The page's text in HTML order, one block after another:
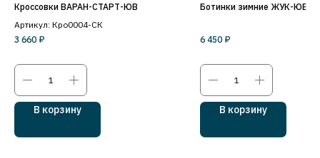
Кроссовки ВАРАН-СТАРТ-ЮВ
Артикул: Кро0004-СК
3 660 ₽
В корзину
Ботинки зимние ЖУК-ЮВ
6 450 ₽
В корзину